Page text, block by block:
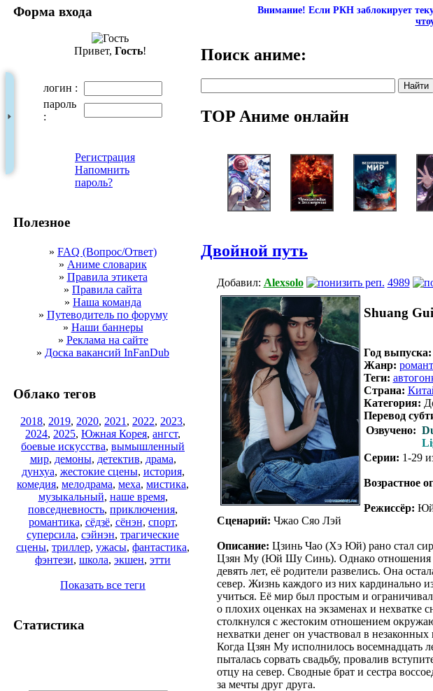
Форма входа
Привет, Гость!
логин :
пароль
:
Регистрация
Напомнить
пароль?
Полезное
» FAQ (Вопрос/Ответ)
» Аниме словарик
» Правила этикета
» Правила сайта
» Наша команда
» Путеводитель по форуму
» Наши баннеры
» Реклама на сайте
» Доска вакансий InFanDub
Облако тегов
2018, 2019, 2020, 2021 , 2022, 2023,
2024, 2025, Южная Корея, ангст,
боевые искусства, вымышленный
мир, демоны, детектив, драма,
дунхуа, жестокие сцены, история,
комедия, мелодрама, меха, мистика,
музыкальный, наше время,
повседневность, приключения,
романтика, сёдзё, сёнэн, спорт,
суперсила, сэйнэн, трагические
сцены, триллер, ужасы, фантастика,
фэнтези, школа, экшен, этти
Показать все теги
Статистика
Внимание! Если РКН заблокирует
Поиск аниме:
TOP Аниме онлайн
Двойной путь
Добавил: Alexsolo 4989
Shuang Gui
Год выпуска:
Жанр:
Теги:
Страна:
Категория:
Перевод
Озвучено:
Серии: 1-29
Возрастное
Режиссёр:
Сценарий: Чжао Сяо Лэй
Описание: Цзинь Чао (Хэ Юй) рано стал
Цзян Му (Юй Шу Синь). Однако отношения
девять лет, её родители развелись. Она
север. Жизнь каждого из них кардинально
учиться. Её мир был простым и
о плохих оценках на экзаменах и нехватке
столкнулся с жестоким отношением
нехватки денег он участвовал в
Когда Цзян Му исполнилось восемнадцать
пыталась сорвать свадьбу, провалив
отцу на север. Сводные брат и сестра
за мечты друг друга.